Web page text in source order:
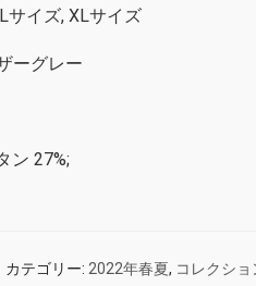
サイズ, XLサイズ
ーグレー
ン 27%;
カテゴリー: 2022年春夏, コレクショ